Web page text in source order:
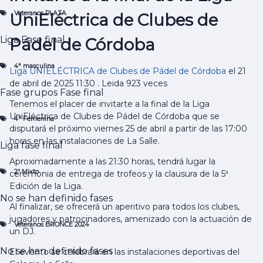
2º Mixto
No se han definido fases
Veteranos BRONCE 2024
No se han definido fases
No se han definido fases
Menores
Liga
Tercera Femenino
Liga
Fase final
Clasificación
Segunda Masculino
Liga
Tercera Masculino
Fase grupos
Veteranos ORO
Liga
Veteranos PLATA
Liga
4ª masculina
Fase grupos
Veteranos PLATA
Liga Fase final
4ª masculina
Fase grupos Fase final
4ª Femenina
Liga fase final
2º Mixto
No se han definido fases
Veteranos BRONCE 2024
No se han definido fases
UniEléctrica de Clubes de
Pádel de Córdoba
Liga UNIELÉCTRICA de Clubes de Pádel de Córdoba el 21
de abril de 2025 11:30 . Leida 923 veces
Tenemos el placer de invitarte a la final de la Liga
UniEléctrica de Clubes de Pádel de Córdoba que se
disputará el próximo viernes 25 de abril a partir de las 17:00
horas en las instalaciones de La Salle.
Aproximadamente a las 21:30 horas, tendrá lugar la
ceremonia de entrega de trofeos y la clausura de la 5ª
Edición de la Liga.
Al finalizar, se ofrecerá un aperitivo para todos los clubes,
jugadores y patrocinadores, amenizado con la actuación de
un DJ.
El evento se celebrará en las instalaciones deportivas del